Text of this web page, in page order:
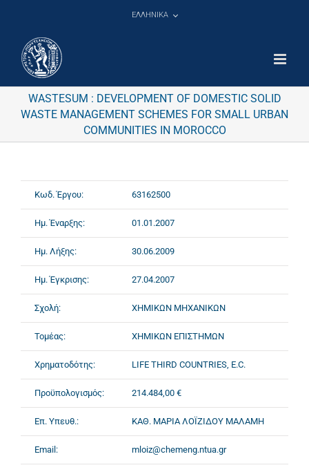
ΕΛΛΗΝΙΚΑ
WASTESUM : DEVELOPMENT OF DOMESTIC SOLID
WASTE MANAGEMENT SCHEMES FOR SMALL URBAN
COMMUNITIES IN MOROCCO
Κωδ. Έργου: 63162500
Ημ. Έναρξης: 01.01.2007
Ημ. Λήξης: 30.06.2009
Ημ. Έγκρισης: 27.04.2007
Σχολή: ΧΗΜΙΚΩΝ ΜΗΧΑΝΙΚΩΝ
Τομέας: ΧΗΜΙΚΩΝ ΕΠΙΣΤΗΜΩΝ
Χρηματοδότης: LIFE THIRD COUNTRIES, E.C.
Προϋπολογισμός: 214.484,00 €
Επ. Υπευθ.: ΚΑΘ. ΜΑΡΙΑ ΛΟΪΖΙΔΟΥ ΜΑΛΑΜΗ
Email: mloiz@chemeng.ntua.gr